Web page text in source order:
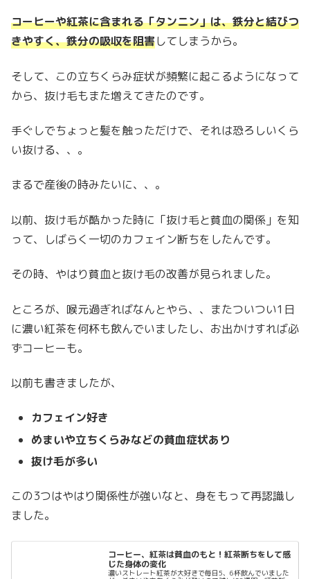
コーヒーや紅茶に含まれる「タンニン」は、鉄分と結びつ
きやすく、鉄分の吸収を阻害してしまうから。
そして、この立ちくらみ症状が頻繁に起こるようになって
から、抜け毛もまた増えてきたのです。
手ぐしでちょっと髪を触っただけで、それは恐ろしいくら
い抜ける、、。
まるで産後の時みたいに、、。
以前、抜け毛が酷かった時に「抜け毛と貧血の関係」を知
って、しばらく一切のカフェイン断ちをしたんです。
その時、やはり貧血と抜け毛の改善が見られました。
ところが、喉元過ぎればなんとやら、、またついつい1日
に濃い紅茶を何杯も飲んでいましたし、お出かけすれば必
ずコーヒーも。
以前も書きましたが、
カフェイン好き
めまいや立ちくらみなどの貧血症状あり
抜け毛が多い
この3つはやはり関係性が強いなと、身をもって再認識し
ました。
コーヒー、紅茶は貧血のもと！紅茶断ちをして感
じた身体の変化
濃いストレート紅茶が大好きで毎日5、6杯飲んでいました